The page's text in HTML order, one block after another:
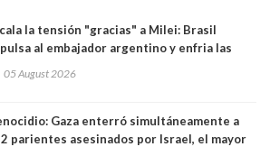
la tensión "gracias" a Milei: Brasil
al embajador argentino y enfria las
05 August 2026
Gaza enterró simultáneamente a
parientes asesinados por Israel, el mayor